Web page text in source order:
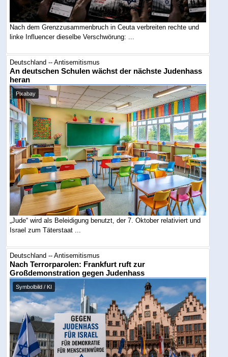
Nach dem Grenzzusammenbruch in Ceuta verbreiten rechte und
linke Influencer dieselbe Verschwörung: ...
Deutschland -- Antisemitismus
An deutschen Schulen wächst der nächste Judenhass
heran
Pixabay
„Jude“ wird als Beleidigung benutzt, der 7. Oktober relativiert und
Israel zum Täterstaat ...
Deutschland -- Antisemitismus
Nach Terrorparolen: Frankfurt ruft zur
Großdemonstration gegen Judenhass
Symbolbild / KI